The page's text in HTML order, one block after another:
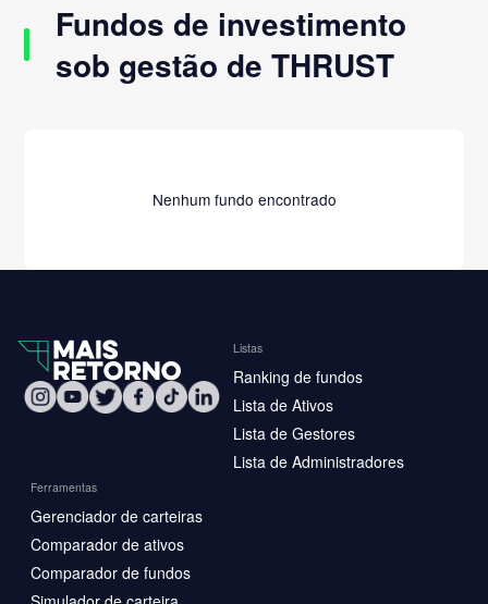
Fundos de investimento
sob gestão de THRUST
Nenhum fundo encontrado
Listas
Ranking de fundos
Lista de Ativos
Lista de Gestores
Lista de Administradores
Ferramentas
Gerenciador de carteiras
Comparador de ativos
Comparador de fundos